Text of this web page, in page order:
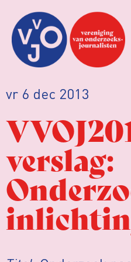
vr 6 dec 2013
verslag: